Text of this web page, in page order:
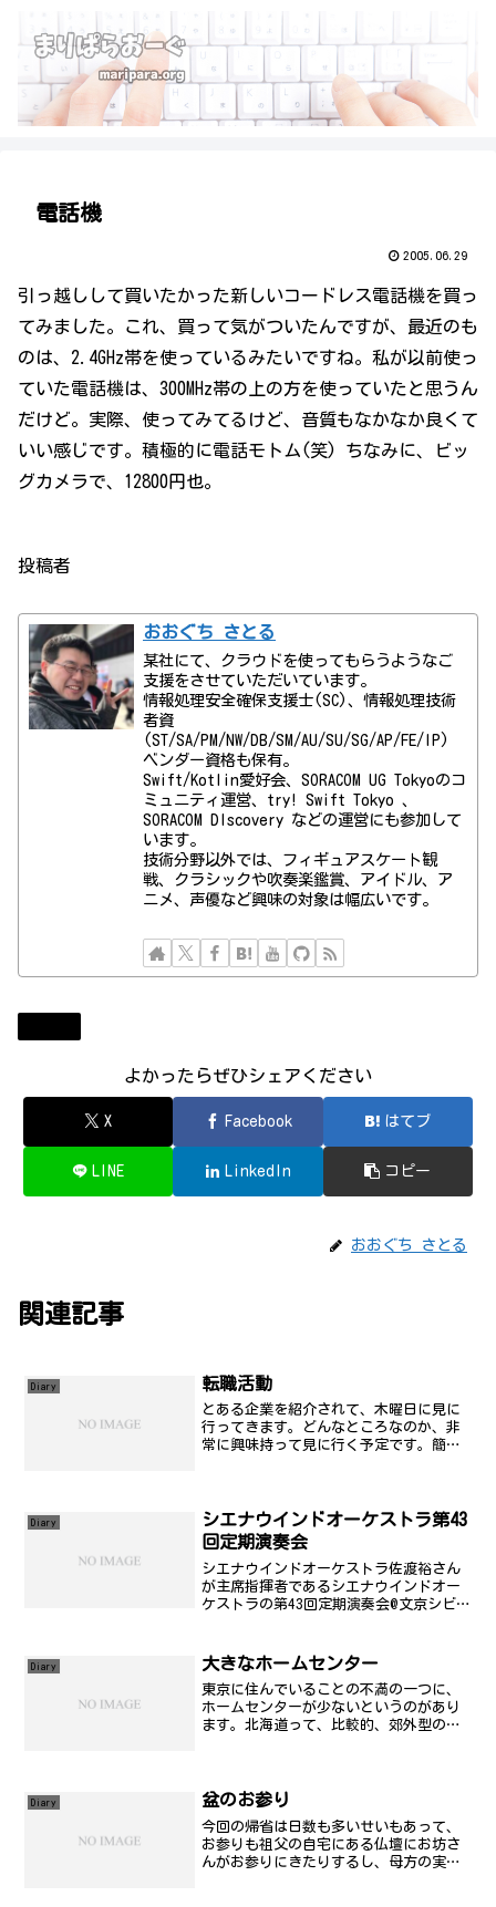
電話機
2005.06.29
引っ越しして買いたかった新しいコードレス電話機を買っ
てみました。これ、買って気がついたんですが、最近のも
のは、2.4GHz帯を使っているみたいですね。私が以前使っ
ていた電話機は、300MHz帯の上の方を使っていたと思うん
だけど。実際、使ってみてるけど、音質もなかなか良くて
いい感じです。積極的に電話モトム(笑) ちなみに、ビッ
グカメラで、12800円也。
投稿者
おおぐち さとる
某社にて、クラウドを使ってもらうようなご
支援をさせていただいています。
情報処理安全確保支援士(SC)、情報処理技術
者資
(ST/SA/PM/NW/DB/SM/AU/SU/SG/AP/FE/IP)
ベンダー資格も保有。
Swift/Kotlin愛好会、SORACOM UG Tokyoのコ
ミュニティ運営、try! Swift Tokyo 、
SORACOM DIscovery などの運営にも参加して
います。
技術分野以外では、フィギュアスケート観
戦、クラシックや吹奏楽鑑賞、アイドル、ア
ニメ、声優など興味の対象は幅広いです。
よかったらぜひシェアください
X Facebook はてブ
LINE LinkedIn コピー
おおぐち さとる
関連記事
Diary 転職活動
とある企業を紹介されて、木曜日に見に
行ってきます。どんなところなのか、非
常に興味持って見に行く予定です。簡単
ることしか聞かれないでし...
Diary
シエナウインドオーケストラ第43
回定期演奏会
シエナウインドオーケストラ佐渡裕さん
が主席指揮者であるシエナウインドオー
ケストラの第43回定期演奏会@文京シビッ
てます。今年3年目になるFinalFantasy
のコンサ...
Diary 大きなホームセンター
東京に住んでいることの不満の一つに、
ホームセンターが少ないというのがあり
ます。北海道って、比較的、郊外型のお
センターを見てきました。...
Diary 盆のお参り
今回の帰省は日数も多いせいもあって、
お参りも祖父の自宅にある仏壇にお坊さ
んがお参りにきたりするし、母方の実家